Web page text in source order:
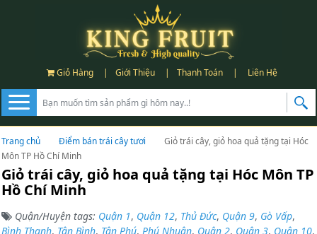
Giỏ Hàng | Giới Thiệu | Thanh Toán | Liên Hệ
Trang chủ Điểm bán trái cây tươi
Giỏ trái cây, giỏ hoa quả tặng tại Hóc
Môn TP Hồ Chí Minh
Giỏ trái cây, giỏ hoa quả tặng tại Hóc Môn TP
Hồ Chí Minh
Quận/Huyện tags: Quận 1, Quận 12, Thủ Đức, Quận 9, Gò Vấp,
Bình Thạnh, Tân Bình, Tân Phú, Phú Nhuận, Quận 2, Quận 3, Quận 10,